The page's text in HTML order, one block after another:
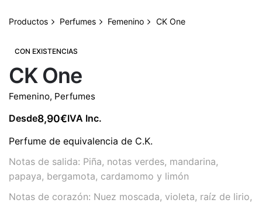
Productos Perfumes Femenino CK One
CON EXISTENCIAS
CK One
Femenino, Perfumes
Desde8,90€IVA Inc.
Perfume de equivalencia de C.K.
Notas de salida: Piña, notas verdes, mandarina,
papaya, bergamota, cardamomo y limón
Notas de corazón: Nuez moscada, violeta, raíz de lirio,